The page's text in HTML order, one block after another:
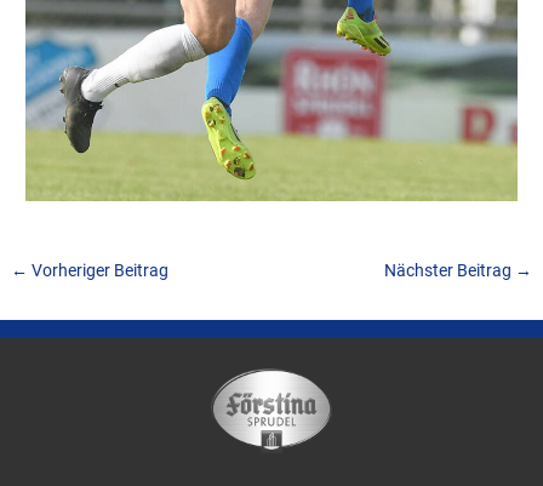
← Vorheriger Beitrag Nächster Beitrag →